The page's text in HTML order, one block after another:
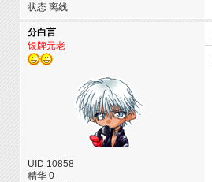
状态 离线
分白言
银牌元老
UID 10858
精华 0